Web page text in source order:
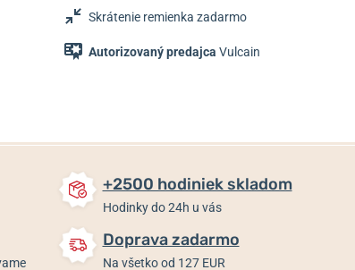
Skrátenie remienka zadarmo
Autorizovaný predajca Vulcain
Skladom Skladom
+2500 hodiniek skladom
Hodinky do 24h u vás
Doprava zadarmo
Na všetko od 127 EUR